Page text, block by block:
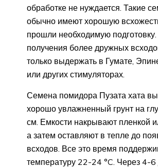
обработке не нуждается. Такие
обычно имеют хорошую
прошли необходимую
получения более дружных
только выдержать в Гумате,
или других стимуляторах.
Семена помидора Пузата хата
хорошо увлажненный грунт на
см. Емкости накрывают пленкой
а затем оставляют в тепле до
всходов. Все это время
температуру 22-24 °C. Через 4-6